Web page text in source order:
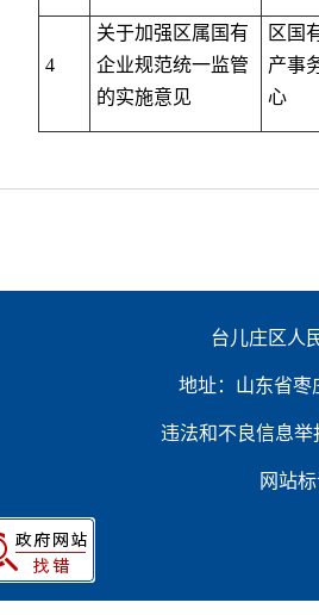
4
关于加强区属国有
企业规范统一监管
的实施意见
区国
产事
心
台儿庄区人
地址：山东省枣
违法和不良信息举
网站